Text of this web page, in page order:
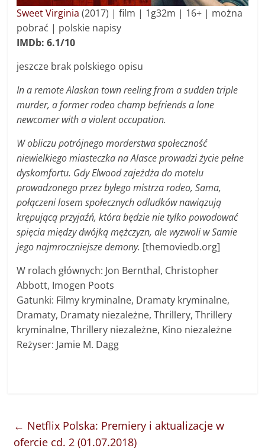
Sweet Virginia (2017) | film | 1g32m | 16+ | można
pobrać | polskie napisy
IMDb: 6.1/10
jeszcze brak polskiego opisu
In a remote Alaskan town reeling from a sudden triple
murder, a former rodeo champ befriends a lone
newcomer with a violent occupation.
W obliczu potrójnego morderstwa społeczność
niewielkiego miasteczka na Alasce prowadzi życie pełne
dyskomfortu. Gdy Elwood zajeżdża do motelu
prowadzonego przez byłego mistrza rodeo, Sama,
połączeni losem społecznych odludków nawiązują
krępującą przyjaźń, która będzie nie tylko powodować
spięcia między dwójką mężczyzn, ale wyzwoli w Samie
jego najmroczniejsze demony. [themoviedb.org]
W rolach głównych: Jon Bernthal, Christopher
Abbott, Imogen Poots
Gatunki: Filmy kryminalne, Dramaty kryminalne,
Dramaty, Dramaty niezależne, Thrillery, Thrillery
kryminalne, Thrillery niezależne, Kino niezależne
Reżyser: Jamie M. Dagg
← Netflix Polska: Premiery i aktualizacje w
ofercie cd. 2 (01.07.2018)